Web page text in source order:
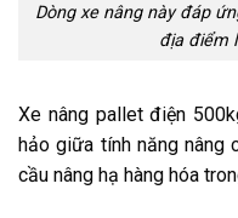
Dòng xe nâng này đáp
địa điểm
Xe nâng pallet điện
hảo giữa tính năng nâng
cầu nâng hạ hàng hóa